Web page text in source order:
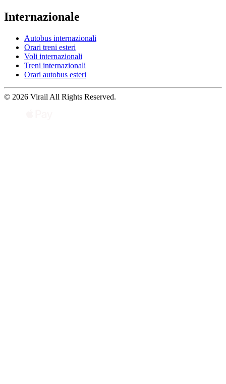
Internazionale
Autobus internazionali
Orari treni esteri
Voli internazionali
Treni internazionali
Orari autobus esteri
© 2026 Virail All Rights Reserved.